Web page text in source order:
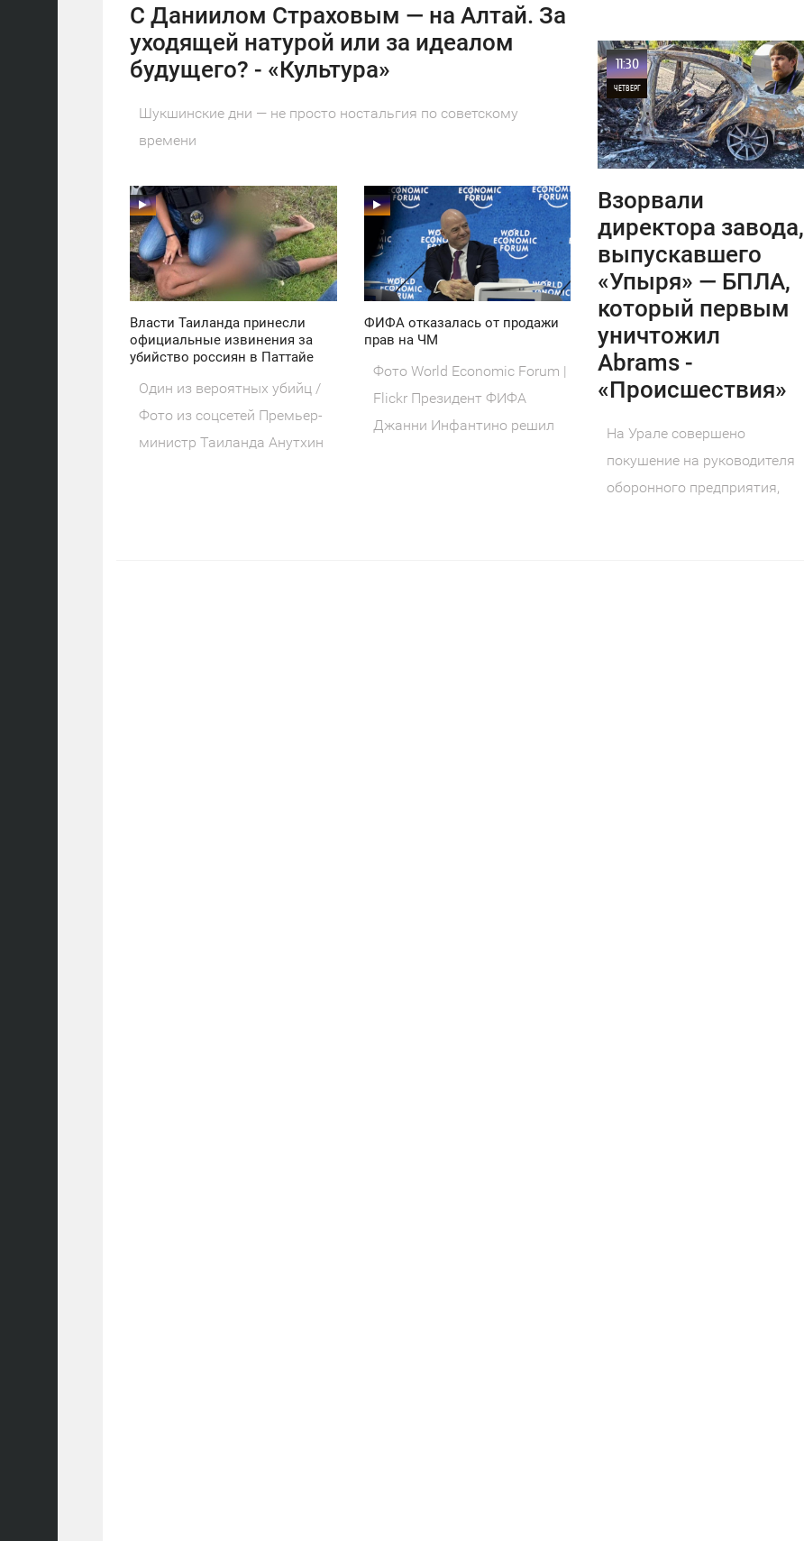
С Даниилом Страховым — на Алтай. За
уходящей натурой или за идеалом
будущего? - «Культура»
Шукшинские дни — не просто ностальгия по советскому
времени
Власти Таиланда принесли
официальные извинения за
убийство россиян в Паттайе
Один из вероятных убийц /
Фото из соцсетей Премьер-
министр Таиланда Анутхин
11:30
ФИФА отказалась от продажи
прав на ЧМ
Фото World Economic Forum |
Flickr Президент ФИФА
Джанни Инфантино решил
11:30
ЧЕТВЕРГ
0
22
Взорвали
директора завода,
выпускавшего
«Упыря» — БПЛА,
который первым
уничтожил
Abrams -
«Происшествия»
На Урале совершено
покушение на руководителя
оборонного предприятия,